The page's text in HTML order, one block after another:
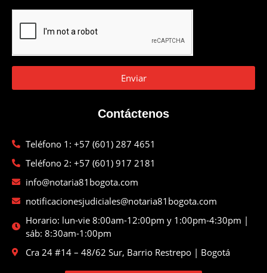
Enviar
Contáctenos
Teléfono 1: +57 (601) 287 4651
Teléfono 2: +57 (601) 917 2181
info@notaria81bogota.com
notificacionesjudiciales@notaria81bogota.com
Horario: lun-vie 8:00am-12:00pm y 1:00pm-4:30pm |
sáb: 8:30am-1:00pm
Cra 24 #14 – 48/62 Sur, Barrio Restrepo | Bogotá